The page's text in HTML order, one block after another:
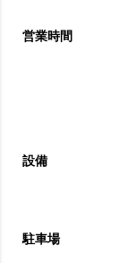
営業時間
設備
駐車場